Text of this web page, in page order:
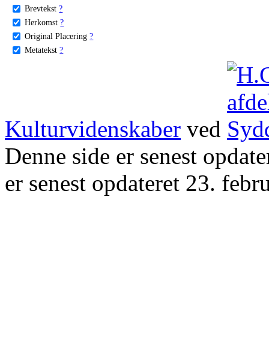
Brevtekst ?
Herkomst ?
Original Placering ?
Metatekst ?
Kulturvidenskaber ved
Denne side er senest
er senest opdateret 23.